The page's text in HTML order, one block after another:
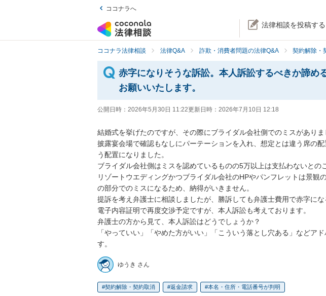
ココナラへ
法律相談を投稿する
ココナラ法律相談 法律Q&A 詐欺・消費者問題の法律Q&A 契約解除・
赤字になりそうな訴訟。本人訴訟するべきか諦め
お願いいたします。
公開日時： 2026年5月30日 11:22更新日時： 2026年7月10日 12:18
結婚式を挙げたのですが、その際にブライダル会社側でのミスがありま
披露宴会場で確認もなしにパーテーションを入れ、想定とは違う席の
う配置になりました。
ブライダル会社側はミスを認めているものの5万以上は支払わないとの
リゾートウエディングかつブライダル会社のHPやパンフレットは景観
の部分でのミスになるため、納得がいきません。
提訴を考え弁護士に相談しましたが、勝訴しても弁護士費用で赤字にな
電子内容証明で再度交渉予定ですが、本人訴訟も考えております。
弁護士の方から見て、本人訴訟はどうでしょうか？
「やっていい」「やめた方がいい」「こういう落とし穴ある」などア
す。
ゆうき さん
契約解除・契約取消 返金請求 本名・住所・電話番号が判明